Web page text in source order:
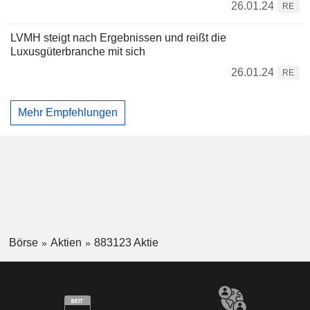
26.01.24 RE
LVMH steigt nach Ergebnissen und reißt die
Luxusgüterbranche mit sich
26.01.24
RE
Mehr Empfehlungen
Börse Aktien 883123 Aktie